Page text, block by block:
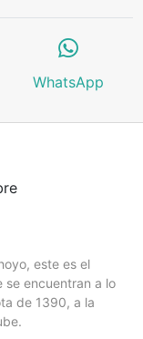
WhatsApp
este es el
se encuentran a lo
de 1390, a la